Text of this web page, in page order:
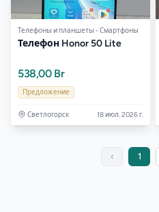
Телефоны и планшеты - Смартфоны
Телефон Honor 50 Lite
538,00 Br
Предложение
Светлогорск 18 июл. 2026 г.
‹ 1